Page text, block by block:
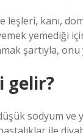
kanı,
yemediği
şartıyla,
gelir?
sodyum